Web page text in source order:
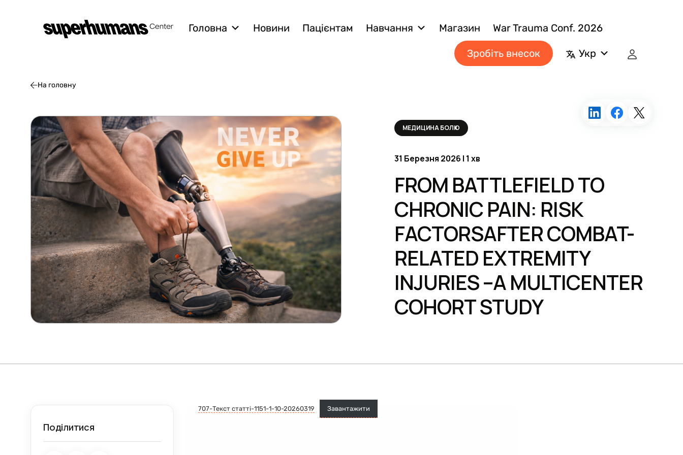
Головна Новини Пацієнтам Навчання Магазин War Trauma Conf. 2026
Укр
Зробіть внесок
На головну
МЕДИЦИНА БОЛЮ
31 Березня 2026 | 1 хв
FROM BATTLEFIELD TO
CHRONIC PAIN: RISK
FACTORSAFTER COMBAT-
RELATED EXTREMITY
INJURIES –A MULTICENTER
COHORT STUDY
Поділитися
707-Текст статті-1151-1-10-20260319 Завантажити